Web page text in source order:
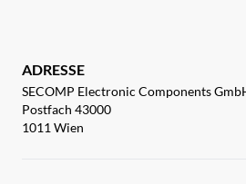
ADRESSE
SECOMP Electronic Components
Postfach 43000
1011 Wien